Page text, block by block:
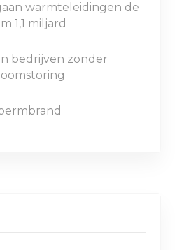
warmteleidingen de
1,1 miljard
bedrijven zonder